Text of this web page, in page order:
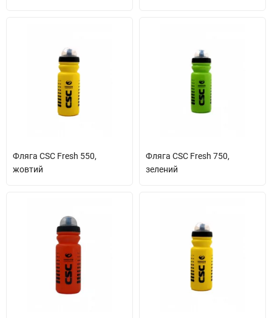
Фляга CSC Fresh 550,
жовтий
Фляга CSC Fresh 750,
зелений